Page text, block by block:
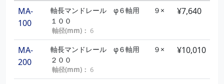
MA-
100
軸長マンドレール φ６軸用 ９×
１００
軸径(mm)： 6
¥7,640
MA-
200
軸長マンドレール φ６軸用 ９×
２００
軸径(mm)： 6
¥10,010